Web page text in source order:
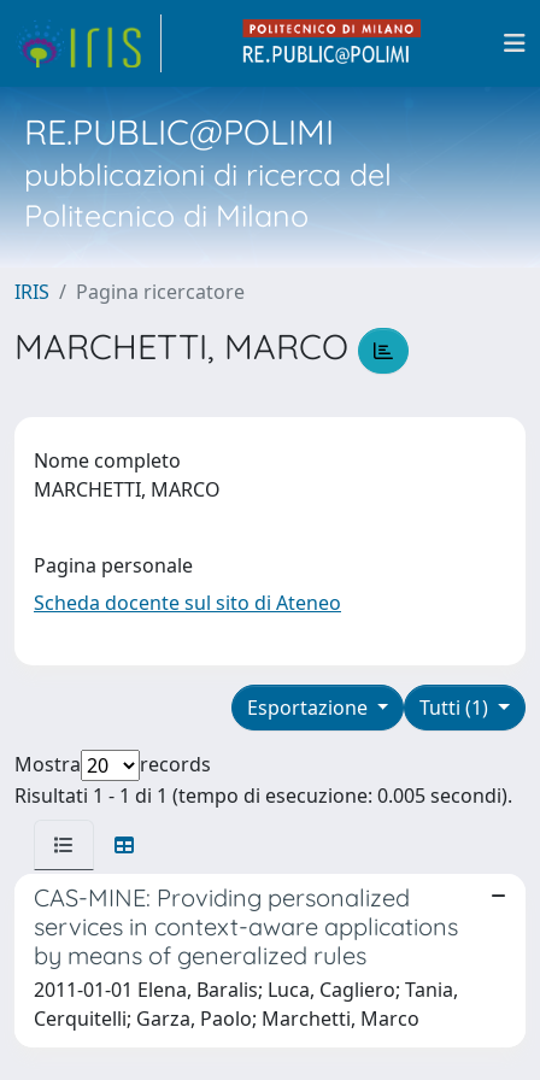
RE.PUBLIC@POLIMI
pubblicazioni di ricerca del
Politecnico di Milano
IRIS Pagina ricercatore
MARCHETTI, MARCO
Nome completo
MARCHETTI, MARCO
Pagina personale
Scheda docente sul sito di Ateneo
Tutti (1)
Esportazione
Mostra
records
Risultati 1 - 1 di 1 (tempo di esecuzione: 0.005 secondi).
CAS-MINE: Providing personalized
services in context-aware applications
by means of generalized rules
2011-01-01 Elena, Baralis; Luca, Cagliero; Tania,
Cerquitelli; Garza, Paolo; Marchetti, Marco